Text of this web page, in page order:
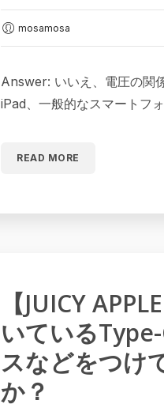
mosamosa
Answer: いいえ、電圧の関
iPad、一般的なスマートフ
READ MORE
【JUICY
いている
スなどをつけ
か？